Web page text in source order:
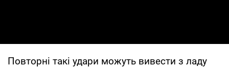
Повторні такі удари можуть вивести з ладу